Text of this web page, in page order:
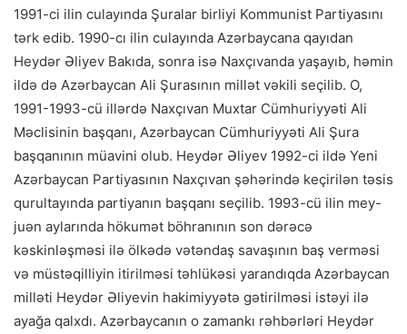
1991-ci ilin culayında Şuralar birliyi Kommunist Partiyasını
tərk edib. 1990-cı ilin culayında Azərbaycana qayıdan
Heydər Əliyev Bakıda, sonra isə Naxçıvanda yaşayıb, həmin
ildə də Azərbaycan Ali Şurasının millət vəkili seçilib. O,
1991-1993-cü illərdə Naxçıvan Muxtar Cümhuriyyəti Ali
Məclisinin başqanı, Azərbaycan Cümhuriyyəti Ali Şura
başqanının müavini olub. Heydər Əliyev 1992-ci ildə Yeni
Azərbaycan Partiyasının Naxçıvan şəhərində keçirilən təsis
qurultayında partiyanın başqanı seçilib. 1993-cü ilin mey-
juən aylarında hökumət böhranının son dərəcə
kəskinləşməsi ilə ölkədə vətəndaş savaşının baş verməsi
və müstəqilliyin itirilməsi təhlükəsi yarandıqda Azərbaycan
milləti Heydər Əliyevin hakimiyyətə gətirilməsi istəyi ilə
ayağa qalxdı. Azərbaycanın o zamankı rəhbərləri Heydər